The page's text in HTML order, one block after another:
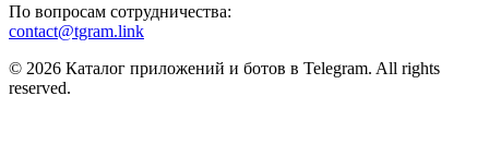
По вопросам сотрудничества:
contact@tgram.link
© 2026 Каталог приложений и ботов в Telegram. All rights
reserved.